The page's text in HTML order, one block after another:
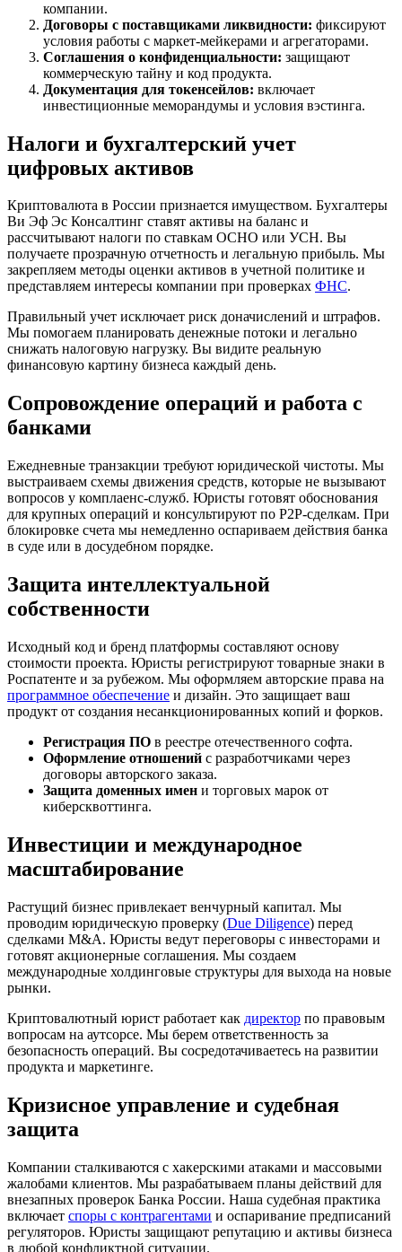
компании.
Договоры с поставщиками ликвидности: фиксируют
условия работы с маркет-мейкерами и агрегаторами.
Соглашения о конфиденциальности: защищают
коммерческую тайну и код продукта.
Документация для токенсейлов: включает
инвестиционные меморандумы и условия вэстинга.
Налоги и бухгалтерский учет
цифровых активов
Криптовалюта в России признается имуществом. Бухгалтеры
Ви Эф Эс Консалтинг ставят активы на баланс и
рассчитывают налоги по ставкам ОСНО или УСН. Вы
получаете прозрачную отчетность и легальную прибыль. Мы
закрепляем методы оценки активов в учетной политике и
представляем интересы компании при проверках ФНС.
Правильный учет исключает риск доначислений и штрафов.
Мы помогаем планировать денежные потоки и легально
снижать налоговую нагрузку. Вы видите реальную
финансовую картину бизнеса каждый день.
Сопровождение операций и работа с
банками
Ежедневные транзакции требуют юридической чистоты. Мы
выстраиваем схемы движения средств, которые не вызывают
вопросов у комплаенс-служб. Юристы готовят обоснования
для крупных операций и консультируют по P2P-сделкам. При
блокировке счета мы немедленно оспариваем действия банка
в суде или в досудебном порядке.
Защита интеллектуальной
собственности
Исходный код и бренд платформы составляют основу
стоимости проекта. Юристы регистрируют товарные знаки в
Роспатенте и за рубежом. Мы оформляем авторские права на
программное обеспечение и дизайн. Это защищает ваш
продукт от создания несанкционированных копий и форков.
Регистрация ПО в реестре отечественного софта.
Оформление отношений с разработчиками через
договоры авторского заказа.
Защита доменных имен и торговых марок от
киберсквоттинга.
Инвестиции и международное
масштабирование
Растущий бизнес привлекает венчурный капитал. Мы
проводим юридическую проверку (Due Diligence) перед
сделками M&A. Юристы ведут переговоры с инвесторами и
готовят акционерные соглашения. Мы создаем
международные холдинговые структуры для выхода на новые
рынки.
Криптовалютный юрист работает как директор по правовым
вопросам на аутсорсе. Мы берем ответственность за
безопасность операций. Вы сосредотачиваетесь на развитии
продукта и маркетинге.
Кризисное управление и судебная
защита
Компании сталкиваются с хакерскими атаками и массовыми
жалобами клиентов. Мы разрабатываем планы действий для
внезапных проверок Банка России. Наша судебная практика
включает споры с контрагентами и оспаривание предписаний
регуляторов. Юристы защищают репутацию и активы бизнеса
в любой конфликтной ситуации.